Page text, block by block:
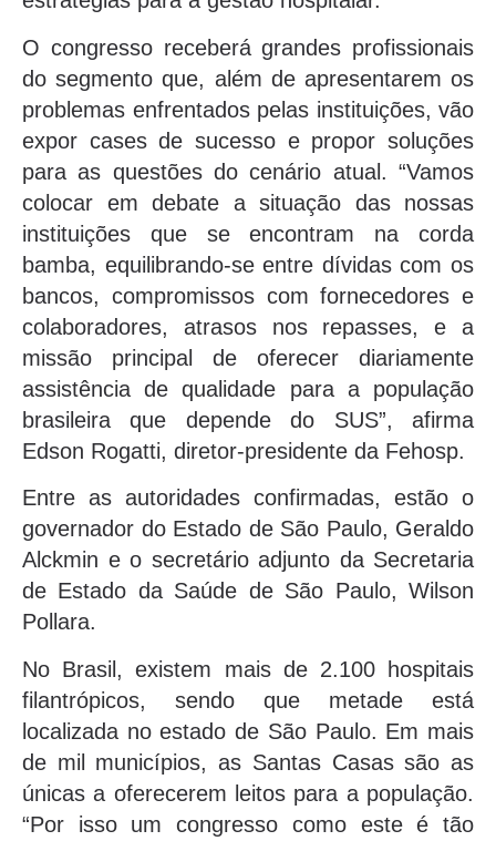
O congresso receberá grandes profissionais
do segmento que, além de apresentarem os
problemas enfrentados pelas instituições, vão
expor cases de sucesso e propor soluções
para as questões do cenário atual. “Vamos
colocar em debate a situação das nossas
instituições que se encontram na corda
bamba, equilibrando-se entre dívidas com os
bancos, compromissos com fornecedores e
colaboradores, atrasos nos repasses, e a
missão principal de oferecer diariamente
assistência de qualidade para a população
brasileira que depende do SUS”, afirma
Edson Rogatti, diretor-presidente da Fehosp.
Entre as autoridades confirmadas, estão o
governador do Estado de São Paulo, Geraldo
Alckmin e o secretário adjunto da Secretaria
de Estado da Saúde de São Paulo, Wilson
Pollara.
No Brasil, existem mais de 2.100 hospitais
filantrópicos, sendo que metade está
localizada no estado de São Paulo. Em mais
de mil municípios, as Santas Casas são as
únicas a oferecerem leitos para a população.
“Por isso um congresso como este é tão